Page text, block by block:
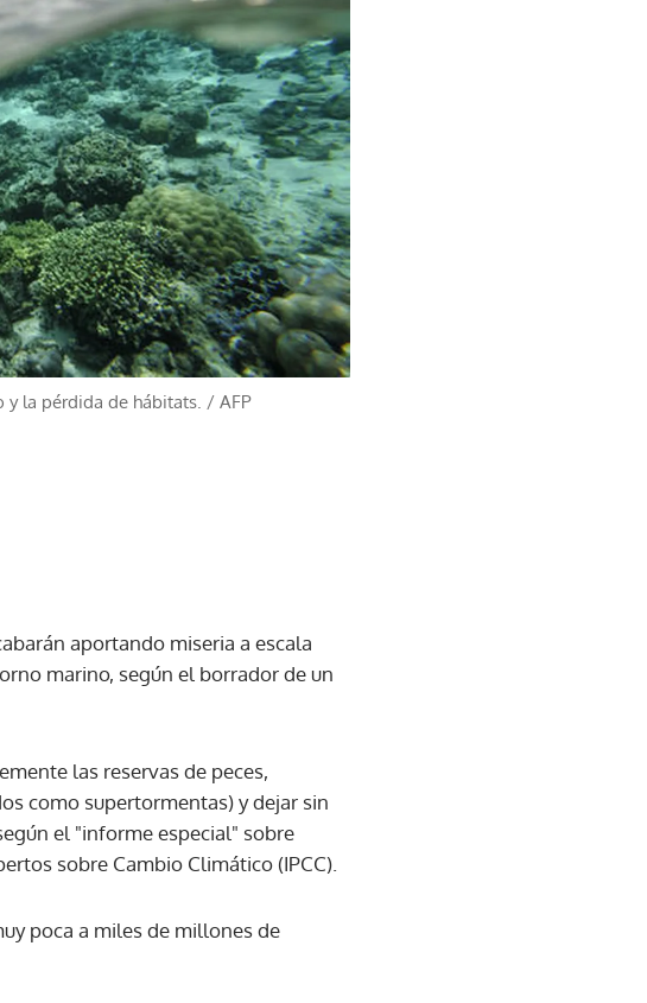
la pérdida de hábitats. / AFP
aportando miseria a escala
marino, según el borrador de un
las reservas de peces,
como supertormentas) y dejar sin
el "informe especial" sobre
sobre Cambio Climático (IPCC).
poca a miles de millones de